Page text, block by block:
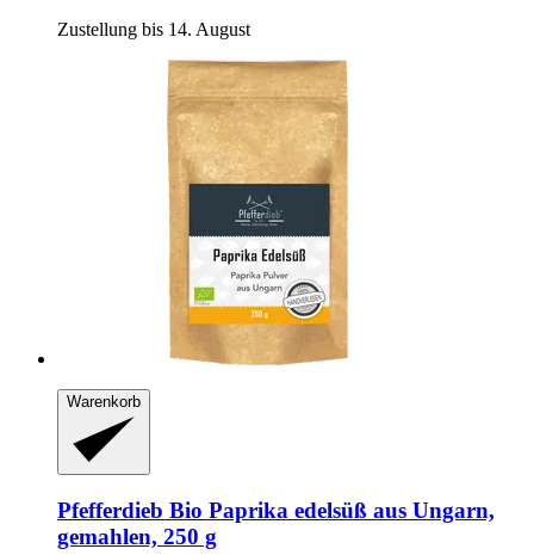
Zustellung bis 14. August
Warenkorb
Pfefferdieb Bio Paprika edelsüß aus Ungarn,
gemahlen, 250 g